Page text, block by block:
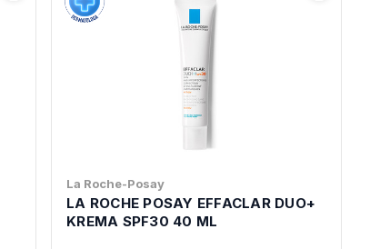
La Roche-Posay
LA ROCHE POSAY EFFACLAR DUO+
KREMA SPF30 40 ML